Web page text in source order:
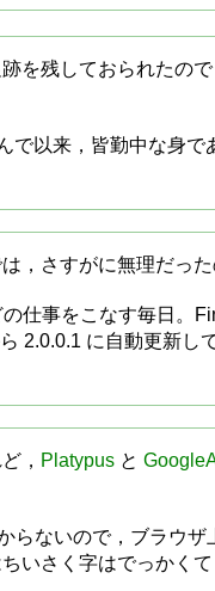
を残しておられたの
で以来，皆勤中な身
，さすがに無理だった
仕事をこなす毎日。
2.0.0.1 に自動更新
， Platypus と
らないので，ブラウ
いさく字はでっかく